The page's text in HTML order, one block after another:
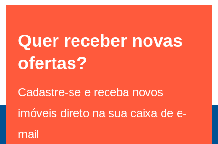
Quer receber novas
ofertas?
Cadastre-se e receba novos
imóveis direto na sua caixa de e-
mail